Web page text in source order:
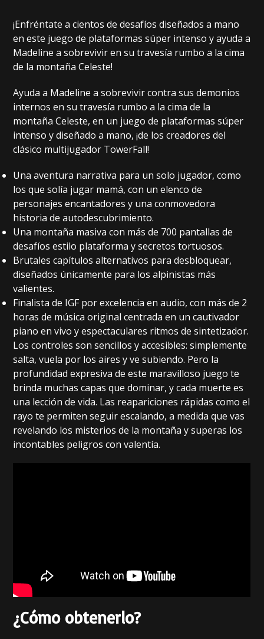
¡Enfréntate a cientos de desafíos diseñados a mano
en este juego de plataformas súper intenso y ayuda a
Madeline a sobrevivir en su travesía rumbo a la cima
de la montaña Celeste!
Ayuda a Madeline a sobrevivir contra sus demonios
internos en su travesía rumbo a la cima de la
montaña Celeste, en un juego de plataformas súper
intenso y diseñado a mano, ¡de los creadores del
clásico multijugador TowerFall!
Una aventura narrativa para un solo jugador, como
los que solía jugar mamá, con un elenco de
personajes encantadores y una conmovedora
historia de autodescubrimiento.
Una montaña masiva con más de 700 pantallas de
desafíos estilo plataforma y secretos tortuosos.
Brutales capítulos alternativos para desbloquear,
diseñados únicamente para los alpinistas más
valientes.
Finalista de IGF por excelencia en audio, con más de 2
horas de música original centrada en un cautivador
piano en vivo y espectaculares ritmos de sintetizador.
Los controles son sencillos y accesibles: simplemente
salta, vuela por los aires y ve subiendo. Pero la
profundidad expresiva de este maravilloso juego te
brinda muchas capas que dominar, y cada muerte es
una lección de vida. Las reapariciones rápidas como el
rayo te permiten seguir escalando, a medida que vas
revelando los misterios de la montaña y superas los
incontables peligros con valentía.
¿Cómo obtenerlo?